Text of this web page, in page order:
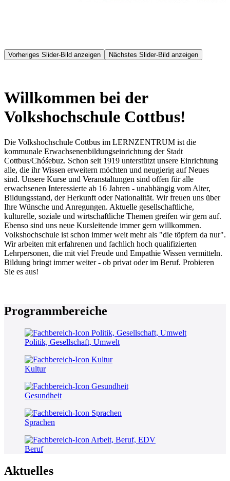
Vorheriges Slider-Bild anzeigen Nächstes Slider-Bild anzeigen
Willkommen bei der
Volkshochschule Cottbus!
Die Volkshochschule Cottbus im LERNZENTRUM ist die
kommunale Erwachsenenbildungseinrichtung der Stadt
Cottbus/Chóśebuz. Schon seit 1919 unterstützt unsere Einrichtung
alle, die ihr Wissen erweitern möchten und neugierig auf Neues
sind. Unsere Kurse und Veranstaltungen sind offen für alle
erwachsenen Interessierte ab 16 Jahren - unabhängig vom Alter,
Bildungsstand, der Herkunft oder Nationalität. Wir freuen uns über
Ihre Wünsche und Anregungen. Aktuelle gesellschaftliche,
kulturelle, soziale und wirtschaftliche Themen greifen wir gern auf.
Ebenso sind uns neue Kursleitende immer gern willkommen.
Volkshochschule ist schon immer weit mehr als "die töpfern da nur".
Wir arbeiten mit erfahrenen und fachlich hoch qualifizierten
Lehrpersonen, die mit viel Freude und Empathie Wissen vermitteln.
Bildung bringt immer weiter - ob privat oder im Beruf. Probieren
Sie es aus!
Programmbereiche
Politik, Gesellschaft, Umwelt
Kultur
Gesundheit
Sprachen
Beruf
Aktuelles